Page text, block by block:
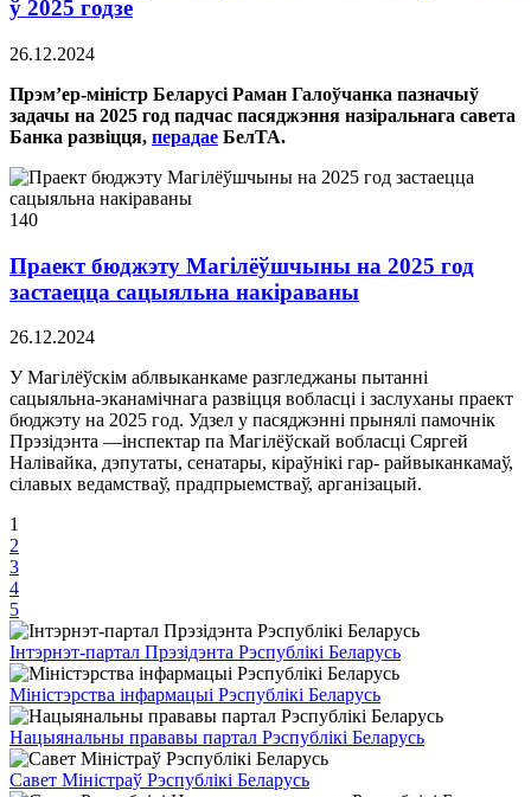
ў 2025 годзе
26.12.2024
Прэм’ер-міністр Беларусі Раман Галоўчанка пазначыў
задачы на 2025 год падчас пасяджэння назіральнага савета
Банка развіцця, перадае БелТА.
140
Праект бюджэту Магілёўшчыны на 2025 год
застаецца сацыяльна накіраваны
26.12.2024
У Магілёўскім аблвыканкаме разгледжаны пытанні
сацыяльна-эканамічнага развіцця вобласці і заслуханы праект
бюджэту на 2025 год. Удзел у пасяджэнні прынялі памочнік
Прэзідэнта —інспектар па Магілёўскай вобласці Сяргей
Налівайка, дэпутаты, сенатары, кіраўнікі гар- райвыканкамаў,
сілавых ведамстваў, прадпрыемстваў, арганізацый.
1
2
3
4
5
Інтэрнэт-партал Прэзідэнта Рэспублікі Беларусь
Міністэрства інфармацыі Рэспублікі Беларусь
Нацыянальны прававы партал Рэспублікі Беларусь
Савет Міністраў Рэспублікі Беларусь